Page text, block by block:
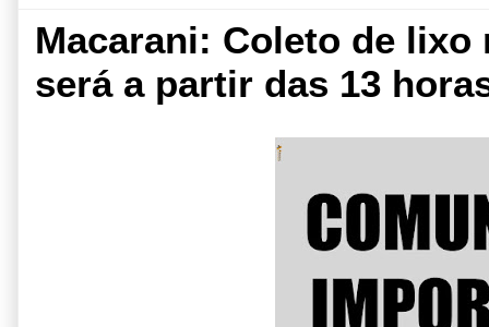
Macarani: Coleto de lixo
será a partir das 13